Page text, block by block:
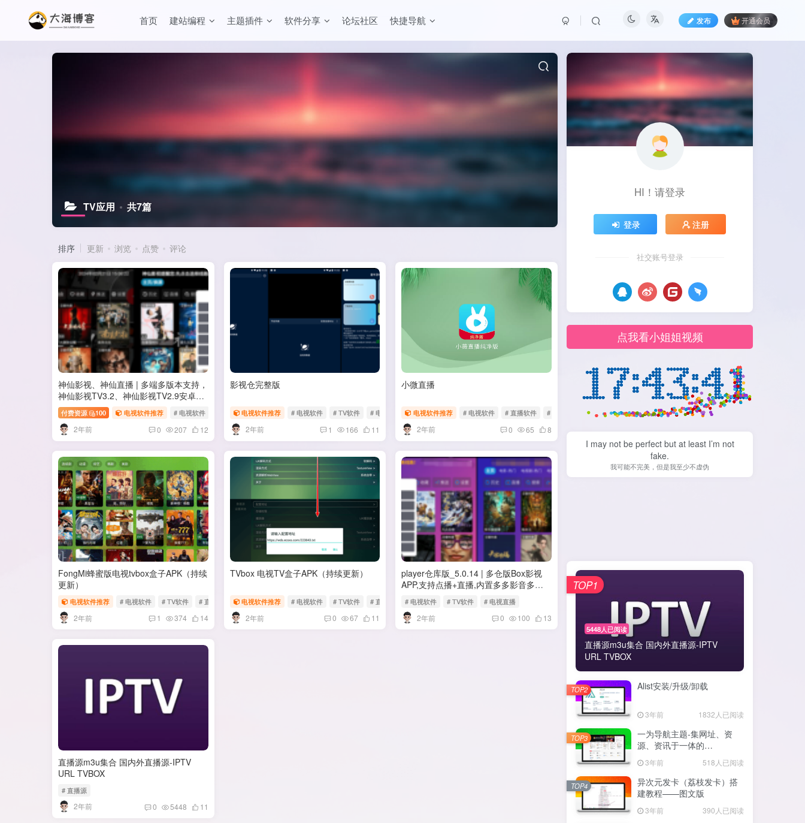
首页 建站编程 主题插件 软件分享 论坛社区 快捷导航 发布 开通会员
TV应用 共7篇
排序 更新 浏览 点赞 评论
神仙影视、神仙直播 | 多端多版本支持，
神仙影视TV3.2、神仙影视TV2.9安卓4.4
低版本兼容、神仙影视v3.7手机版TV影
视、TV直播APP，内置稳定源
付费资源 100 电视软件推荐 # 电视软件 # TV软件 # 直播软件
2年前 0 207 12
影视仓完整版
电视软件推荐 # 电视软件 # TV软件 # 电视直播
2年前 1 166 11
小微直播
电视软件推荐 # 电视软件 # 直播软件 # TV直播
2年前 0 65 8
FongMi蜂蜜版电视tvbox盒子APK（持续
更新）
电视软件推荐 # 电视软件 # TV软件 # 直播软件
2年前 1 374 14
TVbox 电视TV盒子APK（持续更新）
电视软件推荐 # 电视软件 # TV软件 # 直播软件
2年前 0 67 11
player仓库版_5.0.14 | 多仓版Box影视
APP,支持点播+直播,内置多多影音多仓
接口，直接可用
# 电视软件 # TV软件 # 电视直播
2年前 0 100 13
直播源m3u集合 国内外直播源-IPTV
URL TVBOX
# 直播源
2年前 0 5448 11
HI！请登录
登录 注册
社交账号登录
点我看小姐姐视频
I may not be perfect but at least I’m not
fake.
我可能不完美，但是我至少不虚伪
5448人已阅读
直播源m3u集合 国内外直播源-IPTV
URL TVBOX
TOP1
Alist安装/升级/卸载
3年前 1832人已阅读
TOP2
一为导航主题-集网址、资
源、资讯于一体的
WordPress导航主题
3年前 518人已阅读
TOP3
异次元发卡（荔枝发卡）搭
建教程——图文版
3年前 390人已阅读
TOP4